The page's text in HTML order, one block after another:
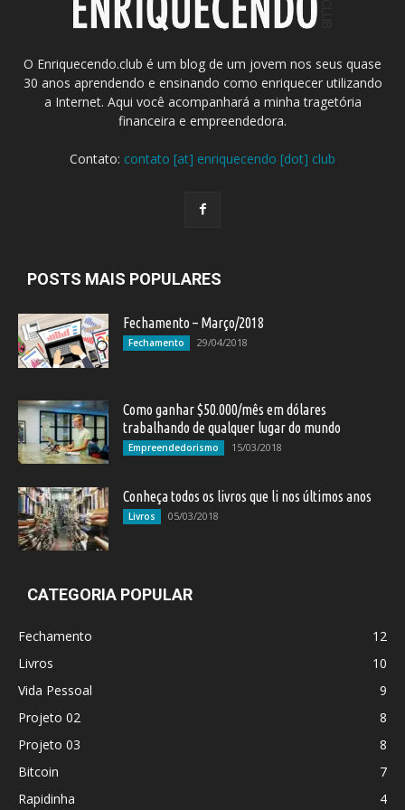
O Enriquecendo.club é um blog de um jovem nos seus quase
30 anos aprendendo e ensinando como enriquecer utilizando
a Internet. Aqui você acompanhará a minha tragetória
financeira e empreendedora.
Contato: contato [at] enriquecendo [dot] club
POSTS MAIS POPULARES
Fechamento – Março/2018
Fechamento 29/04/2018
Como ganhar $50.000/mês em dólares
trabalhando de qualquer lugar do mundo
Empreendedorismo 15/03/2018
Conheça todos os livros que li nos últimos anos
Livros 05/03/2018
CATEGORIA POPULAR
Fechamento
12
Livros
10
Vida Pessoal
9
Projeto 02
8
Projeto 03
8
Bitcoin
7
Rapidinha
4